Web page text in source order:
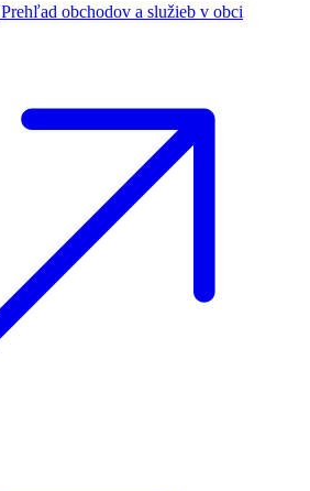
Prehľad obchodov a služieb v obci